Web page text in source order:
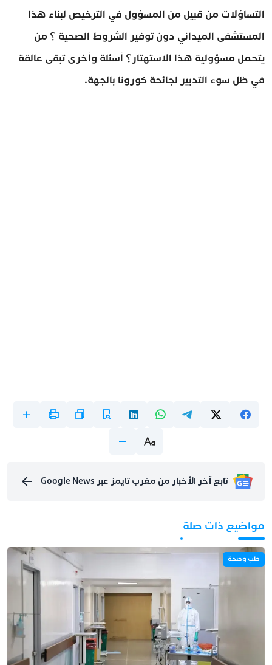
التساؤلات من قبيل من المسؤول في الترخيص لبناء هذا
المستشفى الميداني دون توفير الشروط الصحية ؟ من
يتحمل مسؤولية هذا الاستهتار؟ أسئلة وأخرى تبقى عالقة
في ظل سوء التدبير لجائحة كورونا بالجهة.
تابع آخر الأخبار من مغرب تايمز عبر Google News
مواضيع ذات صلة
طب وصحة